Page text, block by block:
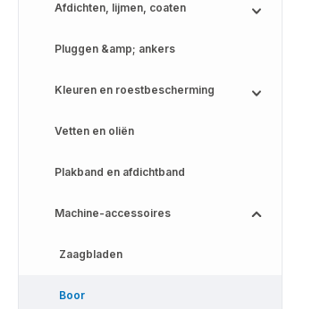
Afdichten, lijmen, coaten
Pluggen &amp; ankers
Kleuren en roestbescherming
Vetten en oliën
Plakband en afdichtband
Machine-accessoires
Zaagbladen
Boor